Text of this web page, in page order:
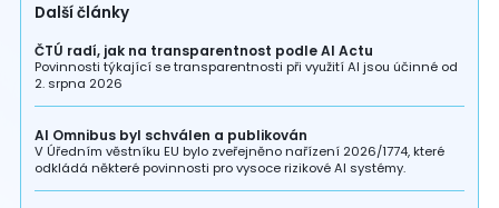
Další články
ČTÚ radí, jak na transparentnost podle AI Actu
Povinnosti týkající se transparentnosti při využití AI jsou účinné od
2. srpna 2026
AI Omnibus byl schválen a publikován
V Úředním věstníku EU bylo zveřejněno nařízení 2026/1774, které
odkládá některé povinnosti pro vysoce rizikové AI systémy.